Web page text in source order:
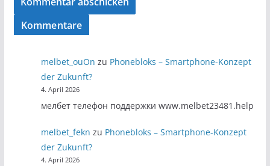
Kommentare
melbet_ouOn zu Phonebloks – Smartphone-Konzept
der Zukunft?
4. April 2026
мелбет телефон поддержки www.melbet23481.help
melbet_fekn zu Phonebloks – Smartphone-Konzept
der Zukunft?
4. April 2026